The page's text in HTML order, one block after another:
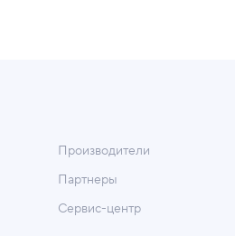
Производители
Партнеры
Сервис-центр